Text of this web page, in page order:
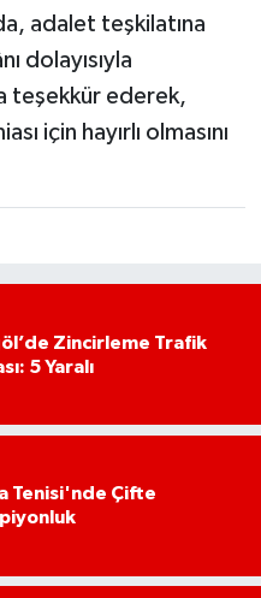
adalet teşkilatına
dolayısıyla
teşekkür ederek,
için hayırlı olmasını
Zincirleme Trafik
5 Yaralı
Tenisi'nde Çifte